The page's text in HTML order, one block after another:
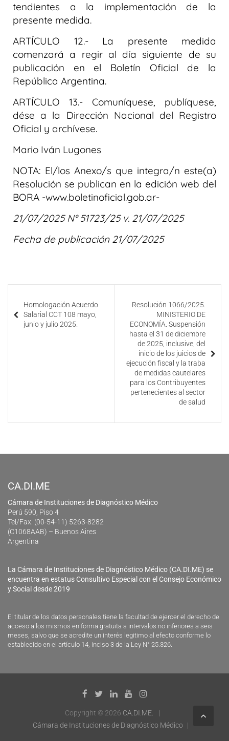
tendientes a la implementación de la
presente medida.
ARTÍCULO 12.- La presente medida
comenzará a regir al día siguiente de su
publicación en el Boletín Oficial de la
República Argentina.
ARTÍCULO 13.- Comuníquese, publíquese,
dése a la Dirección Nacional del Registro
Oficial y archívese.
Mario Iván Lugones
NOTA: El/los Anexo/s que integra/n este(a)
Resolución se publican en la edición web del
BORA -www.boletinoficial.gob.ar-
21/07/2025 N° 51723/25 v. 21/07/2025
Fecha de publicación 21/07/2025
Homologación Acuerdo
Salarial CCT 108 mayo,
junio y julio 2025.
Resolución 1066/2025.
MINISTERIO DE
ECONOMÍA. Suspensión
hasta el 31 de diciembre
de 2025, inclusive, del
inicio de los juicios de
ejecución fiscal y la traba
de medidas cautelares
para los Contribuyentes
pertenecientes al sector
de salud
CA.DI.ME
Cámara de Instituciones de Diagnóstico Médico
Perú 590, Piso 4
Tel/Fax: (00-54-11) 5263-8282
(C1068AAB) – Buenos Aires
Argentina
La Cámara de Instituciones de Diagnóstico Médico (CA.DI.ME) se
encuentra en estatus Consultivo Especial con el Consejo Económico
y Social desde 2019
El titular de los datos personales tiene la facultad de ejercer el derecho de
acceso a los mismos en forma gratuita a intervalos no inferiores a seis
meses, salvo que se acredite un interés legitimo al efecto conforme lo
establecido en el artículo 14, inciso 3 de la Ley N° 25.326.
Copyright © 2026 CA.DI.ME.
Cámara de Instituciones de Diagnóstico Médico